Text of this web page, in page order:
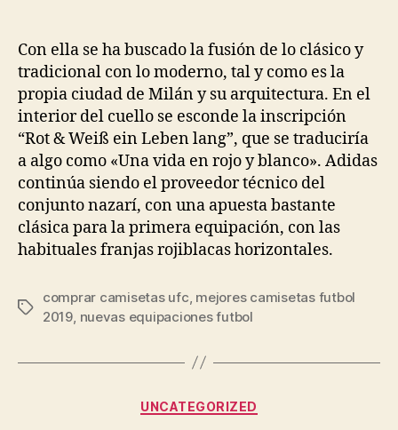
entrada
entrada
Con ella se ha buscado la fusión de lo clásico y
tradicional con lo moderno, tal y como es la
propia ciudad de Milán y su arquitectura. En el
interior del cuello se esconde la inscripción
“Rot & Weiß ein Leben lang”, que se traduciría
a algo como «Una vida en rojo y blanco». Adidas
continúa siendo el proveedor técnico del
conjunto nazarí, con una apuesta bastante
clásica para la primera equipación, con las
habituales franjas rojiblacas horizontales.
Etiquetas
comprar camisetas ufc mejores camisetas futbol
2019 nuevas equipaciones futbol
Categorías
UNCATEGORIZED